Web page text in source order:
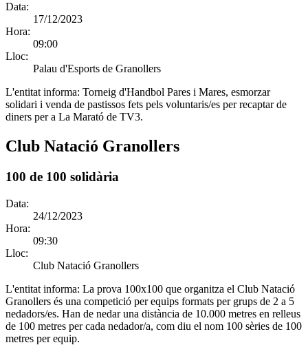
Data:
17/12/2023
Hora:
09:00
Lloc:
Palau d'Esports de Granollers
L'entitat informa: Torneig d'Handbol Pares i Mares, esmorzar
solidari i venda de pastissos fets pels voluntaris/es per recaptar de
diners per a La Marató de TV3.
Club Natació Granollers
100 de 100 solidària
Data:
24/12/2023
Hora:
09:30
Lloc:
Club Natació Granollers
L'entitat informa: La prova 100x100 que organitza el Club Natació
Granollers és una competició per equips formats per grups de 2 a 5
nedadors/es. Han de nedar una distància de 10.000 metres en relleus
de 100 metres per cada nedador/a, com diu el nom 100 sèries de 100
metres per equip.